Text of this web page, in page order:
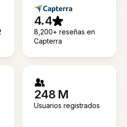
4.4
8,200+ reseñas en
Capterra
248 M
Usuarios registrados